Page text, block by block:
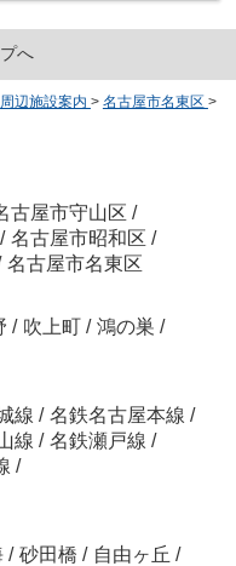
へ
周辺施設案内 > 名古屋市名東区 >
古屋市守山区 /
/ 名古屋市昭和区 /
名古屋市名東区
/ 吹上町 / 鴻の巣 /
線 / 名鉄名古屋本線 /
線 / 名鉄瀬戸線 /
/
/ 砂田橋 / 自由ヶ丘 /